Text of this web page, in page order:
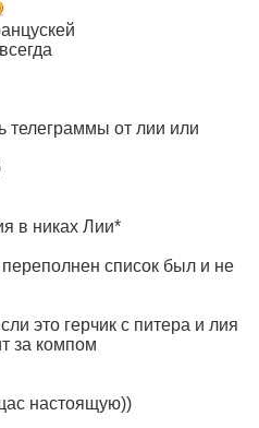
телеграммы от лии или
в никах Лии*
список был и не
это герчик с питера и лия
за компом
настоящую))